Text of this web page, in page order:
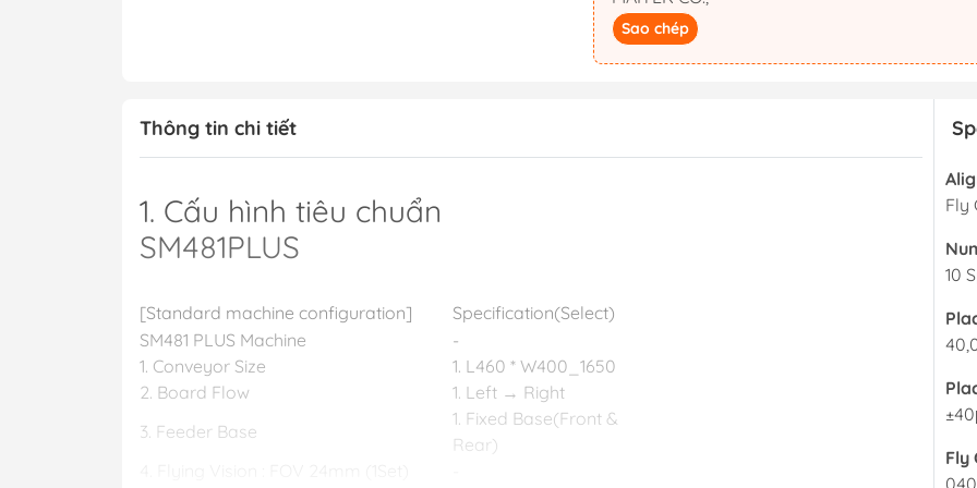
SPIDÉ
HG LASER
Bungard Elektronik
Hanwha Precision
Nhà hàng
Sao chép
Thông tin chi tiết
1. Cấu hình tiêu chuẩn
SM481PLUS
[Standard machine configuration]
Specification(Select)
SM481 PLUS Machine
-
1. Conveyor Size
1. L460 * W400_1650
2. Board Flow
1. Left → Right
3. Feeder Base
1. Fixed Base(Front &
Rear)
Fly
10
Fly